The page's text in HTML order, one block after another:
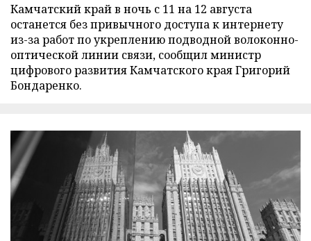
Камчатский край в ночь с 11 на 12 августа
останется без привычного доступа к интернету
из-за работ по укреплению подводной волоконно-
оптической линии связи, сообщил министр
цифрового развития Камчатского края Григорий
Бондаренко.